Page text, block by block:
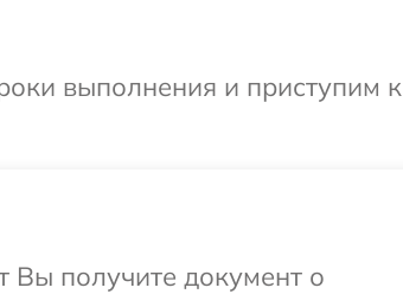
выполнения и приступим к
Вы получите документ о